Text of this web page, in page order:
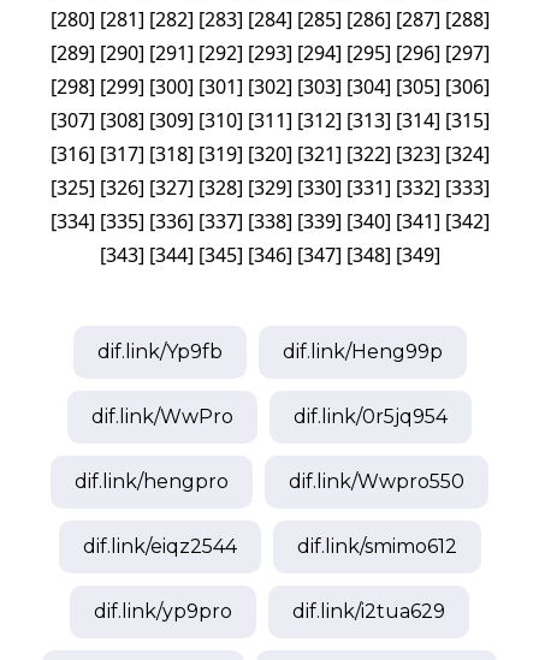
[280] [281] [282] [283] [284] [285] [286] [287] [288]
[289] [290] [291] [292] [293] [294] [295] [296] [297]
[298] [299] [300] [301] [302] [303] [304] [305] [306]
[307] [308] [309] [310] [311] [312] [313] [314] [315]
[316] [317] [318] [319] [320] [321] [322] [323] [324]
[325] [326] [327] [328] [329] [330] [331] [332] [333]
[334] [335] [336] [337] [338] [339] [340] [341] [342]
[343] [344] [345] [346] [347] [348] [349]
dif.link/Yp9fb dif.link/Heng99p
dif.link/WwPro dif.link/0r5jq954
dif.link/hengpro dif.link/Wwpro550
dif.link/eiqz2544 dif.link/smimo612
dif.link/yp9pro dif.link/i2tua629